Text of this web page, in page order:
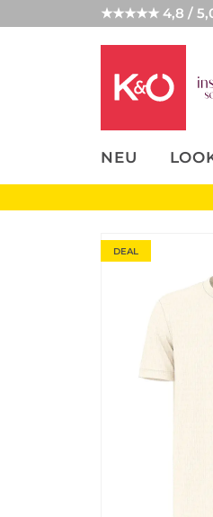
★★★★★ 4,8 / 5,0
NEU
UNSERE APP
CLICK &
DEAL